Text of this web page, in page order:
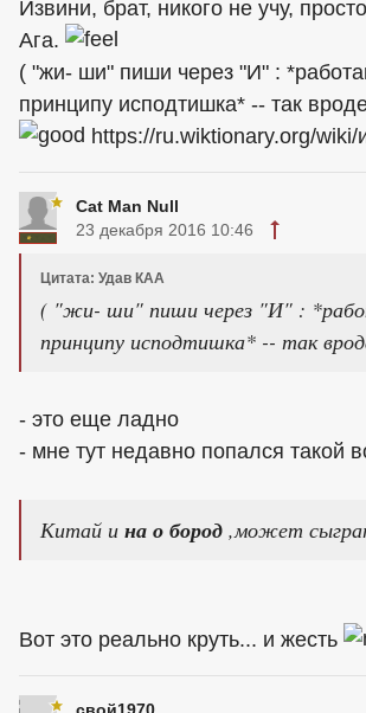
Извини, брат, никого не учу,
Ага.
( "жи- ши" пиши через "И" :
принципу исподтишка* -- так
https://ru.wiktionary.org/wiki/
Cat Man Null
23 декабря 2016 10:46
Цитата: Удав КАА
( "жи- ши" пиши через "И" :
принципу исподтишка* -- так
- это еще ладно
- мне тут недавно попался такой
Китай и на о бород ,может
Вот это реально круть... и жесть